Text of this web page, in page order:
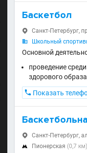
Баскетбол
 Санкт-Петербург,
 Школьный
Основной
проведение
здорового
 Показать
 Санкт-Петербург,
 Пионерская (0,7 км)